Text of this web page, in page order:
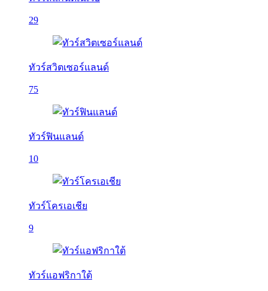
29
ทัวร์สวิตเซอร์แลนด์
75
ทัวร์ฟินแลนด์
10
ทัวร์โครเอเชีย
9
ทัวร์แอฟริกาใต้